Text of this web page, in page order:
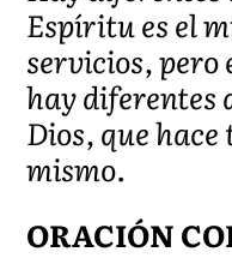
Espíritu es el
servicios, pero
hay diferentes
Dios, que hace
mismo.
ORACIÓN